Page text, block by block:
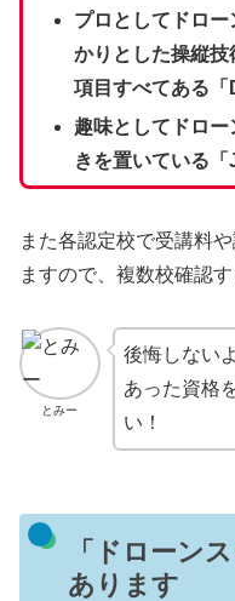
プロとしてドロ
かりとした操縦技
項目すべてある「
趣味としてドロ
きを置いている「
また各認定校で受講料
ますので、複数校確認
とみー
後悔しない
あった資格
い！
「ドローン
あります